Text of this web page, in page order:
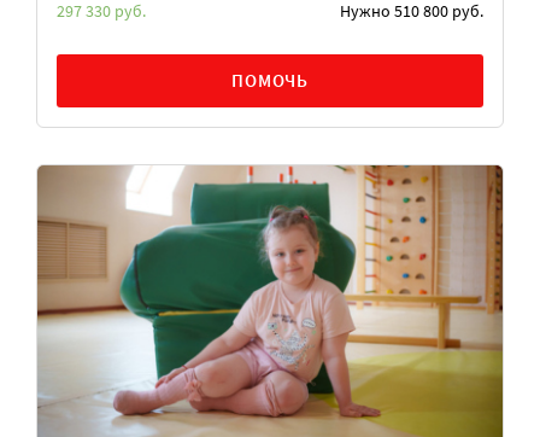
297 330 руб. Нужно 510 800 руб.
ПОМОЧЬ